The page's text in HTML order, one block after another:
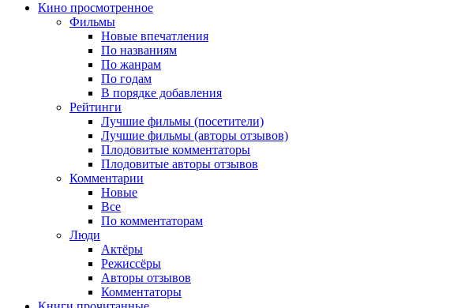
Кино просмотренное
Фильмы
Новые впечатления
По названиям
По жанрам
По годам
В порядке добавления
Рейтинги
Лучшие фильмы (посетители)
Лучшие фильмы (авторы отзывов)
Плодовитые комментаторы
Плодовитые авторы отзывов
Комментарии
Новые
Все
По комментаторам
Люди
Актёры
Режиссёры
Авторы отзывов
Комментаторы